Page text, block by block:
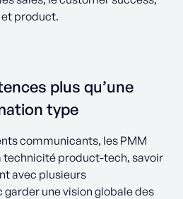
product.
plus qu’une
type
communicants, les PMM
technicité product-tech, savoir
avec plusieurs
une vision globale des